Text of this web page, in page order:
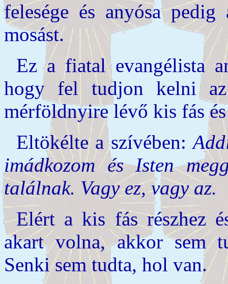
felesége és anyósa
mosást.
Ez a fiatal evangélista
hogy fel tudjon kelni
mérföldnyire lévő kis fás
Eltökélte a szívében:
imádkozom és Isten
találnak. Vagy ez, vagy az.
Elért a kis fás részhez
akart volna, akkor sem
Senki sem tudta, hol van.